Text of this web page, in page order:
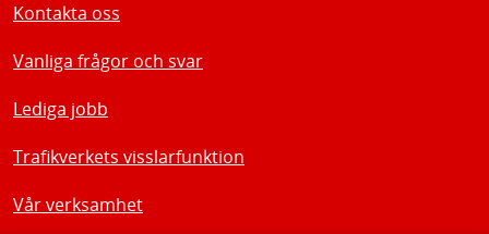
Kontakta oss
Vanliga frågor och svar
Lediga jobb
Trafikverkets visslarfunktion
Vår verksamhet